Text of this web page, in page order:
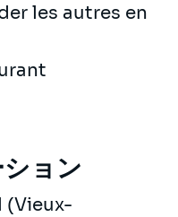
les autres en
ョン
(Vieux-